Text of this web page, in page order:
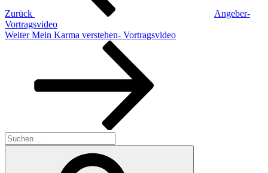
Zurück
Angeber-
Vortragsvideo
Nächster
Weiter Mein Karma verstehen- Vortragsvideo
Suchen
nach: